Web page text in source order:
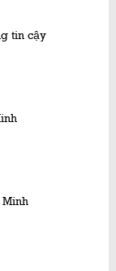
tin cậy
Minh